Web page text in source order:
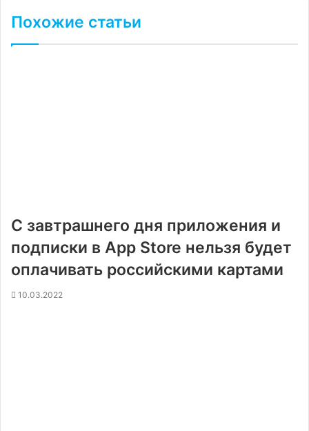
Похожие статьи
С завтрашнего дня приложения и
подписки в App Store нельзя будет
оплачивать российскими картами
10.03.2022